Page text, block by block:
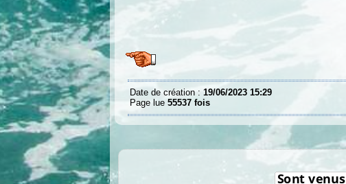
Date de création : 19/06/2023 15:29
Page lue 55537 fois